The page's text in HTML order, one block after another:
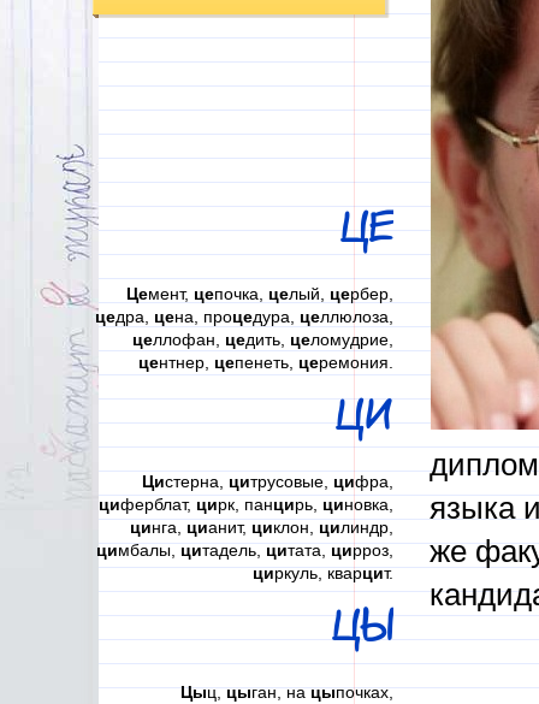
ЦЕ
Цемент, цепочка, целый, цербер,
цедра, цена, процедура, целлюлоза,
целлофан, цедить, целомудрие,
центнер, цепенеть, церемония.
ЦИ
Цистерна, цитрусовые, цифра,
циферблат, цирк, панцирь, циновка,
цинга, цианит, циклон, цилиндр,
цимбалы,цитадель,цитата,цирроз,
циркуль, кварцит.
ЦЫ
Цыц,цыган, нацыпочках,
языка
же